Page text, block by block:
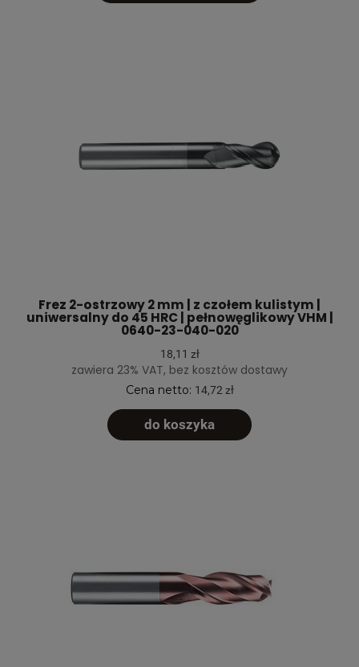
Frez 2-ostrzowy 2 mm | z czołem kulistym |
uniwersalny do 45 HRC | pełnowęglikowy VHM |
0640-23-040-020
18,11 zł
zawiera 23% VAT, bez kosztów dostawy
Cena netto: 14,72 zł
do koszyka